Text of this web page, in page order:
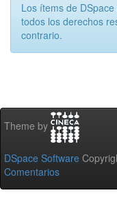
Los ítems de
todos los derechos
contrario.
Theme by
DSpace Software
Comentarios